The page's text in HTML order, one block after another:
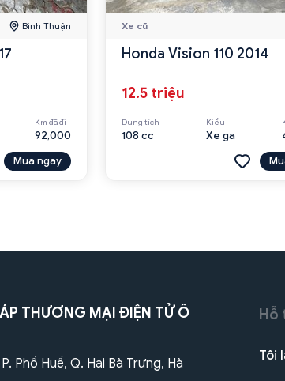
Bình Thuận
Km đã đi
92,000
Mua ngay
Xe cũ
Honda Vision 110 2014
12.5 triệu
Dung tích
108 cc
Kiểu
Xe ga
THƯƠNG MẠI ĐIỆN TỬ Ô
Phố Huế, Q. Hai Bà Trưng, Hà
Hỗ
Tôi